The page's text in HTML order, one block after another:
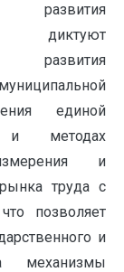
развития
диктуют
развития
единой
и методах
и
труда с
позволяет
и
механизмы